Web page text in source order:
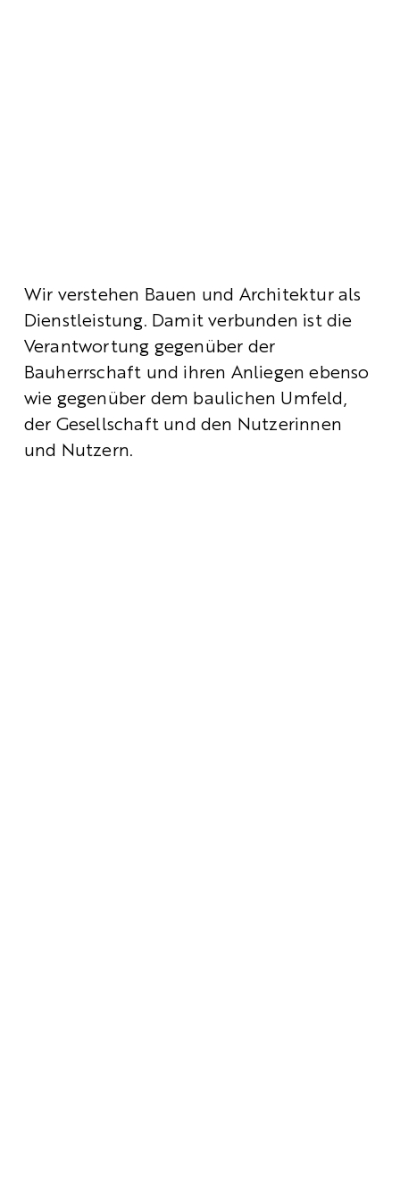
Wir verstehen Bauen und Architektur als
Dienstleistung. Damit verbunden ist die
Verantwortung gegenüber der
Bauherrschaft und ihren Anliegen ebenso
wie gegenüber dem baulichen Umfeld,
der Gesellschaft und den Nutzerinnen
und Nutzern.